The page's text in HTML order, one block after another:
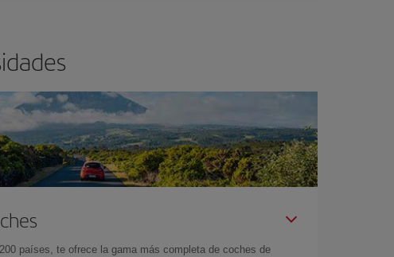
países, te ofrece la gama más completa de coches de